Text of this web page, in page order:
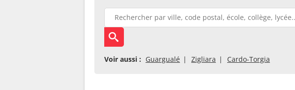
Voir aussi : Guargualé Zigliara Cardo-Torgia